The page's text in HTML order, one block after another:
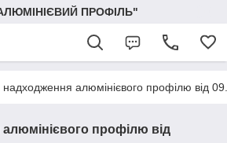
ПРОФІЛЬ"
надходження алюмінієвого профілю від
профілю від